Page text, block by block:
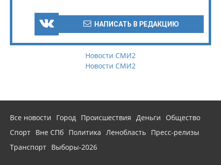
НАПИСАТЬ В РЕДАКЦИЮ
Новости СМИ2
Новости СМИ2
Все новости Город Происшествия Деньги
Общество
Спорт Вне СПб Политика Ленобласть Пресс-релизы
Транспорт Выборы-2026